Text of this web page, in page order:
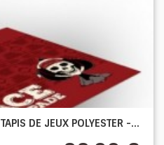
TAPIS DE JEUX POLYESTER -...